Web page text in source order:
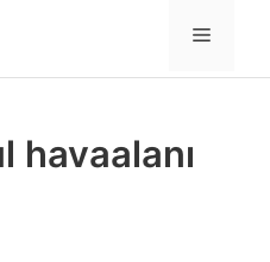
MENÜ
havaalanı